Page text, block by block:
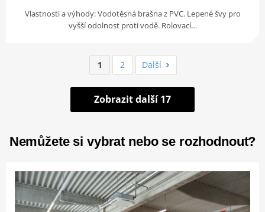
Vlastnosti a výhody: Vodotěsná brašna z PVC. Lepené švy pro
vyšší odolnost proti vodě. Rolovací…
1 2 Další
Zobrazit další 17
Nemůžete si vybrat nebo se rozhodnout?